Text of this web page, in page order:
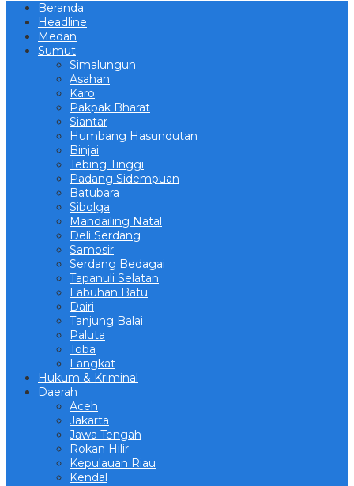
Beranda
Headline
Medan
Sumut
Simalungun
Asahan
Karo
Pakpak Bharat
Siantar
Humbang Hasundutan
Binjai
Tebing Tinggi
Padang Sidempuan
Batubara
Sibolga
Mandailing Natal
Deli Serdang
Samosir
Serdang Bedagai
Tapanuli Selatan
Labuhan Batu
Dairi
Tanjung Balai
Paluta
Toba
Langkat
Hukum & Kriminal
Daerah
Aceh
Jakarta
Jawa Tengah
Rokan Hilir
Kepulauan Riau
Kendal